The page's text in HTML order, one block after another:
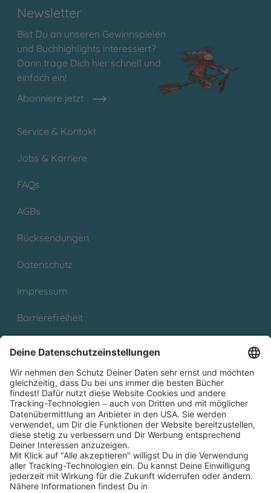
Newsletter
Bist Du an unseren Gewinnspielen
und Buchhighlights interessiert?
Dann trage Dich hier schnell und
einfach ein!
Abonniere jetzt
Service & Kontakt
Jobs & Karriere
FAQs
AGBs
Rücksendungen
Datenschutz
Impressum
Barrierefreiheit
Partnerprogramm (Affiliate)
Folge uns auf
* Versandkostenfrei ab 9,00 € Bestellwert innerhalb
Deutschlands